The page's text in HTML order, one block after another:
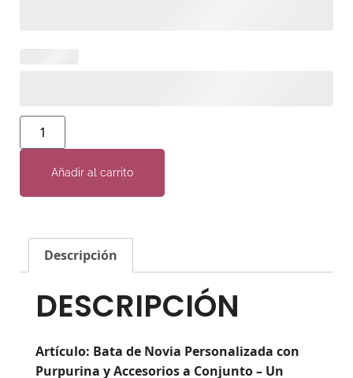
Añadir al carrito
Descripción
DESCRIPCIÓN
Artículo: Bata de Novia Personalizada con
Purpurina y Accesorios a Conjunto – Un